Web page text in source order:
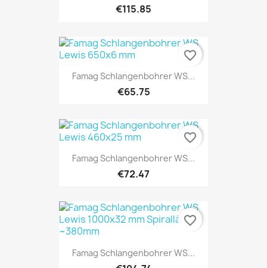
€115.85
Famag Schlangenbohrer WS...
€65.75
favorite_border
Famag Schlangenbohrer WS...
€72.47
favorite_border
Famag Schlangenbohrer WS...
favorite_border